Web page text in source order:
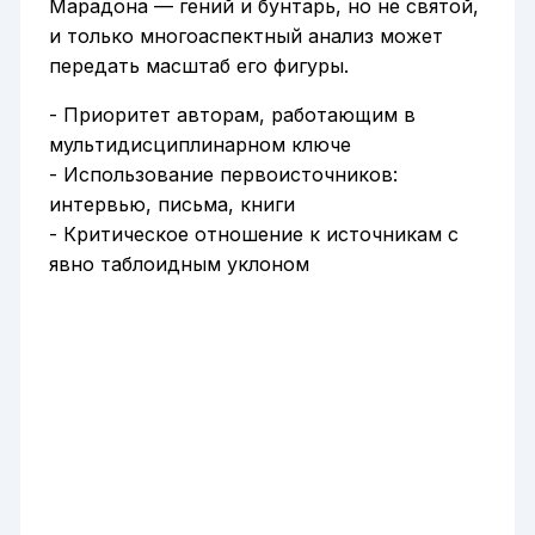
Марадона — гений и бунтарь, но не святой,
и только многоаспектный анализ может
передать масштаб его фигуры.
- Приоритет авторам, работающим в
мультидисциплинарном ключе
- Использование первоисточников:
интервью, письма, книги
- Критическое отношение к источникам с
явно таблоидным уклоном